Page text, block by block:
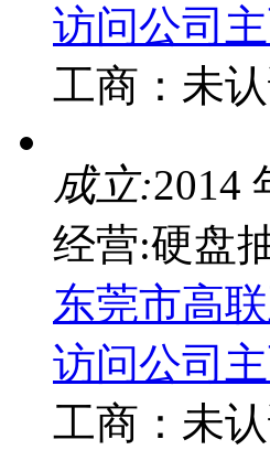
访问公司
工商： 未
成立:2014
经营:硬盘
东莞市高
访问公司
工商： 未